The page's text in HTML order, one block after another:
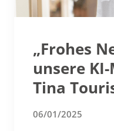
„Frohes
unsere
Tina
06/01/2025